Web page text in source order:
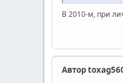
В 2010-м, при
Автор